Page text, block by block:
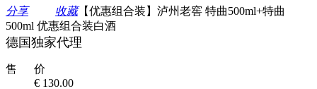
分享 收藏【优惠组合装】泸州老窖 特曲500ml+特曲
500ml 优惠组合装白酒
德国独家代理
售 价
€ 130.00